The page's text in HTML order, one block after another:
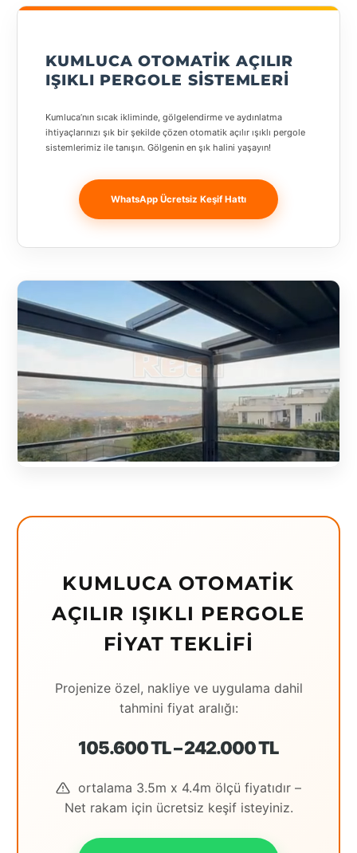
KUMLUCA OTOMATIK AÇILIR
IŞIKLI PERGOLE SISTEMLERI
Kumluca’nın sıcak ikliminde, gölgelendirme ve aydınlatma
ihtiyaçlarınızı şık bir şekilde çözen otomatik açılır ışıklı pergole
sistemlerimiz ile tanışın. Gölgenin en şık halini yaşayın!
WhatsApp Ücretsiz Keşif Hattı
KUMLUCA OTOMATIK
AÇILIR IŞIKLI PERGOLE
FIYAT TEKLIFI
Projenize özel, nakliye ve uygulama dahil
tahmini fiyat aralığı:
105.600 TL – 242.000 TL
ortalama 3.5m x 4.4m ölçü fiyatıdır –
Net rakam için ücretsiz keşif isteyiniz.
Balıkesir
Banja
Bingöl
Bosnia and
Herzegovina
Bursa
Çekya
Diyarbakır
Eching
Elazığ
Erzrum
Eskişehir
Gaziantep
Giresun
Houston
İstanbul
İstanbul
Anadolu